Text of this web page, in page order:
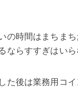
の時間はまちまち
ならすすぎはいら
た後は業務用コ